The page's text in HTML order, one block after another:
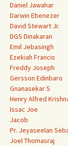
Daniel Jawahar
Darwin Ebenezer
David Stewart Jr.
DGS Dinakaran
Emil Jebasingh
Ezekiah Francis
Freddy Joseph
Gersson Edinbaro
Gnanasekar S
Henry Alfred
Issac Joe
Jacob
Pr. Jeyaseelan
Joel Thomasraj